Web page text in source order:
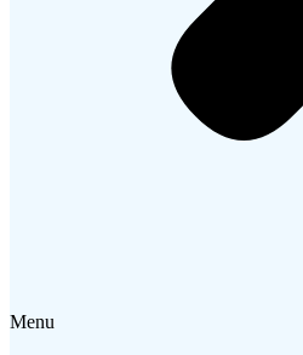
Menu